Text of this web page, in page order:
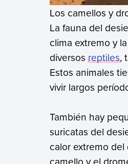
Los camellos y
La fauna del
clima extremo y
diversosreptiles,
Estos animales
vivir largos
También hay
suricatas del
calor extremo